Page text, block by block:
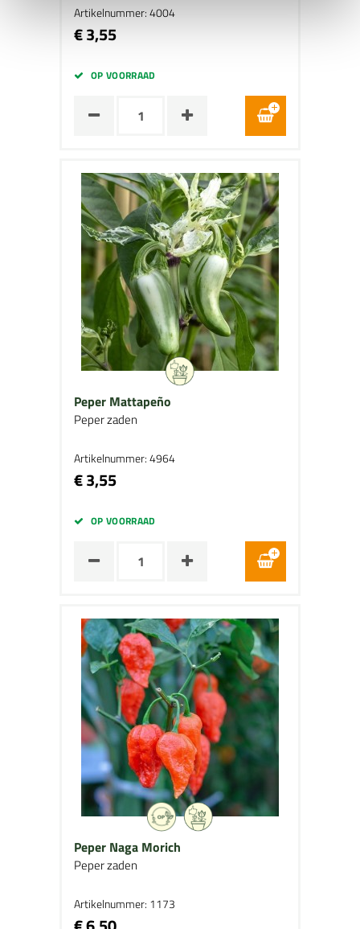
Artikelnummer: 4004
€ 3,55
OP VOORRAAD
Peper Mattapeño
Peper zaden
Artikelnummer: 4964
€ 3,55
OP VOORRAAD
Peper Naga Morich
Peper zaden
Artikelnummer: 1173